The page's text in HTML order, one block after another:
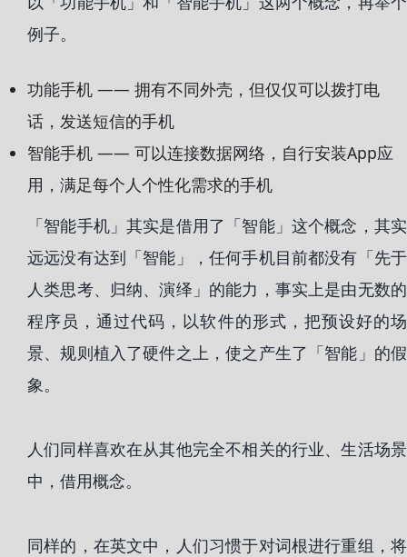
例子。
功能手机 —— 拥有不同外壳，但仅仅可以拨打电
话，发送短信的手机
智能手机 —— 可以连接数据网络，自行安装App应
用，满足每个人个性化需求的手机
「智能手机」其实是借用了「智能」这个概念，其实
远远没有达到「智能」，任何手机目前都没有「先于
人类思考、归纳、演绎」的能力，事实上是由无数的
程序员，通过代码，以软件的形式，把预设好的场
景、规则植入了硬件之上，使之产生了「智能」的假
象。
人们同样喜欢在从其他完全不相关的行业、生活场景
中，借用概念。
同样的，在英文中，人们习惯于对词根进行重组，将